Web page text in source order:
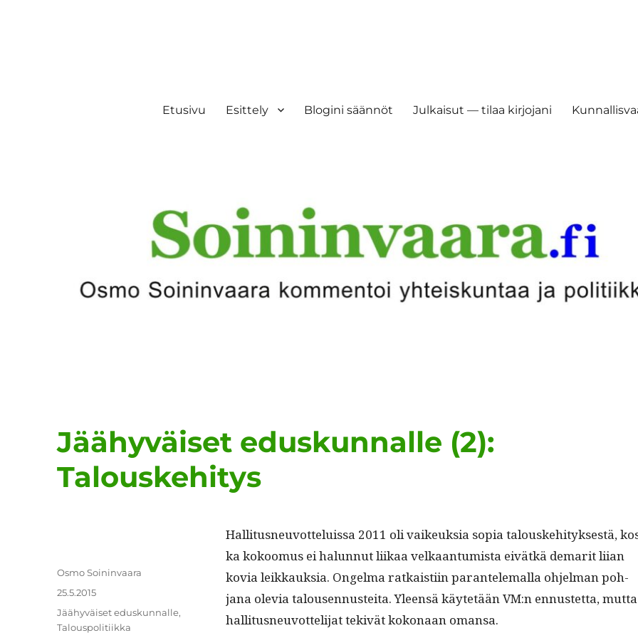
Etusivu Esittely Blogini säännöt Julkaisut — tilaa kirjojani
Jäähyväiset eduskunnalle (2):
Talouskehitys
Hal­li­tus­neu­vot­teluis­sa 2011 oli vaikeuk­sia sopia talouske­hi­tyk­ses­tä,
ka kokoomus ei halun­nut liikaa velka­an­tu­mista eivätkä demar­it liian
kovia leikkauk­sia. Ongel­ma ratkaisti­in paran­tele­mal­la ohjel­man poh­
jana ole­via talousen­nustei­ta. Yleen­sä käytetään VM:n ennustet­ta, mut­ta
hal­li­tus­neu­vot­teli­jat tekivät kokon­aan omansa.
Kirjoittaja
Osmo Soininvaara
Julkaistu
25.5.2015
Kategoriat
Jäähyväiset eduskunnalle,
Talouspolitiikka